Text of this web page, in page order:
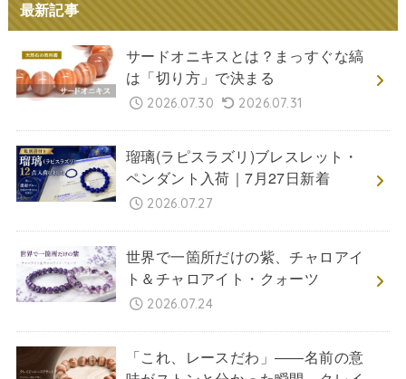
最新記事
サードオニキスとは？まっすぐな縞
は「切り方」で決まる
2026.07.30 2026.07.31
瑠璃(ラピスラズリ)ブレスレット・
ペンダント入荷｜7月27日新着
2026.07.27
世界で一箇所だけの紫、チャロアイ
ト＆チャロアイト・クォーツ
2026.07.24
「これ、レースだわ」――名前の意